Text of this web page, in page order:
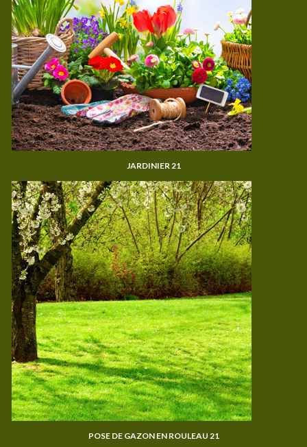
JARDINIER 21
POSE DE GAZON EN ROULEAU 21